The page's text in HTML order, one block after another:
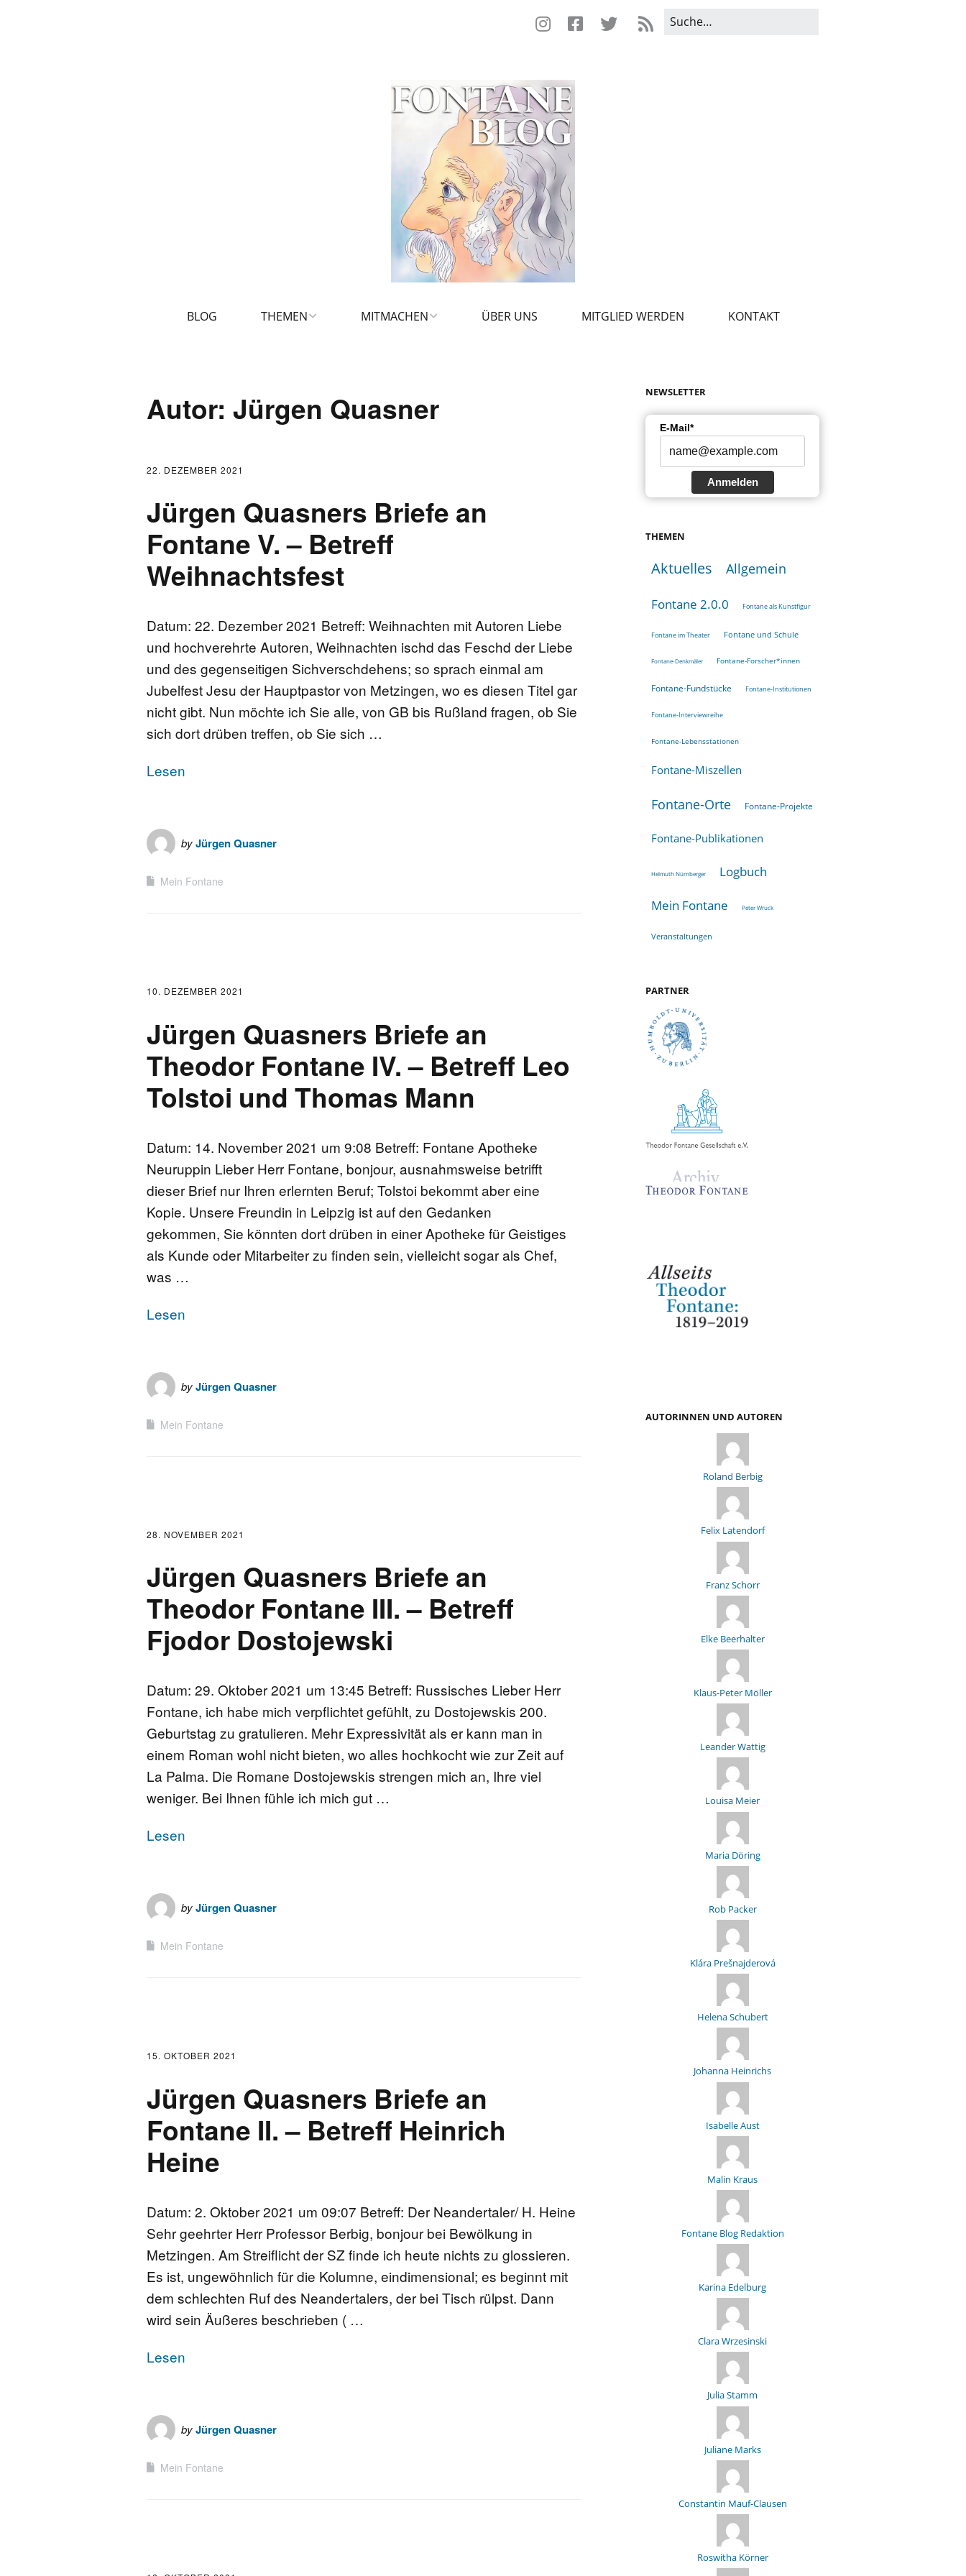
BLOG THEMEN
FONTANE UND SCHULE
FONTANE-
FORSCHER*INNEN
FONTANE-INSTITUTIONEN
FONTANE-
LEBENSSTATIONEN
FONTANE-ORTE
MITMACHEN ÜBER UNS MITGLIED WERDEN KONTAKT
Autor: Jürgen Quasner
22. DEZEMBER 2021
Jürgen Quasners Briefe an
Fontane V. – Betreff
Weihnachtsfest
Datum: 22. Dezember 2021 Betreff: Weihnachten mit Autoren Liebe
und hochverehrte Autoren, Weihnachten ischd das Feschd der Liebe
und des gegenseitigen Sichverschdehens; so sprach einmal am
Jubelfest Jesu der Hauptpastor von Metzingen, wo es diesen Titel gar
nicht gibt. Nun möchte ich Sie alle, von GB bis Rußland fragen, ob Sie
sich dort drüben treffen, ob Sie sich …
Lesen
byJürgen Quasner
Mein Fontane
10. DEZEMBER 2021
Jürgen Quasners Briefe an
Theodor Fontane IV. – Betreff Leo
Tolstoi und Thomas Mann
Datum: 14. November 2021 um 9:08 Betreff: Fontane Apotheke
Neuruppin Lieber Herr Fontane, bonjour, ausnahmsweise betrifft
dieser Brief nur Ihren erlernten Beruf; Tolstoi bekommt aber eine
Kopie. Unsere Freundin in Leipzig ist auf den Gedanken
gekommen, Sie könnten dort drüben in einer Apotheke für Geistiges
als Kunde oder Mitarbeiter zu finden sein, vielleicht sogar als Chef,
was …
Lesen
byJürgen Quasner
Mein Fontane
28. NOVEMBER 2021
Jürgen Quasners Briefe an
Theodor Fontane III. – Betreff
Fjodor Dostojewski
Datum: 29. Oktober 2021 um 13:45 Betreff: Russisches Lieber Herr
Fontane, ich habe mich verpflichtet gefühlt, zu Dostojewskis 200.
Geburtstag zu gratulieren. Mehr Expressivität als er kann man in
einem Roman wohl nicht bieten, wo alles hochkocht wie zur Zeit auf
La Palma. Die Romane Dostojewskis strengen mich an, Ihre viel
weniger. Bei Ihnen fühle ich mich gut …
Lesen
byJürgen Quasner
Mein Fontane
15. OKTOBER 2021
Jürgen Quasners Briefe an
Fontane II. – Betreff Heinrich
Heine
Datum: 2. Oktober 2021 um 09:07 Betreff: Der Neandertaler/ H. Heine
Sehr geehrter Herr Professor Berbig, bonjour bei Bewölkung in
Metzingen. Am Streiflicht der SZ finde ich heute nichts zu glossieren.
Es ist, ungewöhnlich für die Kolumne, eindimensional; es beginnt mit
dem schlechten Ruf des Neandertalers, der bei Tisch rülpst. Dann
wird sein Äußeres beschrieben ( …
Lesen
byJürgen Quasner
Mein Fontane
NEWSLETTER
E-Mail*
Anmelden
THEMEN
Aktuelles Allgemein
Fontane 2.0.0 Fontane als Kunstfigur
Fontane im Theater Fontane und Schule
Fontane-Denkmäler Fontane-Forscher*innen
Fontane-Fundstücke Fontane-Institutionen
Fontane-Interviewreihe
Fontane-Lebensstationen
Fontane-Miszellen
Fontane-Orte Fontane-Projekte
Fontane-Publikationen
Helmuth Nürnberger Logbuch
Mein Fontane Peter Wruck
Veranstaltungen
PARTNER
AUTORINNEN UND AUTOREN
Roland Berbig
Felix Latendorf
Franz Schorr
Elke Beerhalter
Klaus-Peter Möller
Leander Wattig
Louisa Meier
Maria Döring
Rob Packer
Klára Prešnajderová
Helena Schubert
Johanna Heinrichs
Isabelle Aust
Malin Kraus
Fontane Blog Redaktion
Karina Edelburg
Clara Wrzesinski
Julia Stamm
Juliane Marks
Constantin Mauf-Clausen
Roswitha Körner